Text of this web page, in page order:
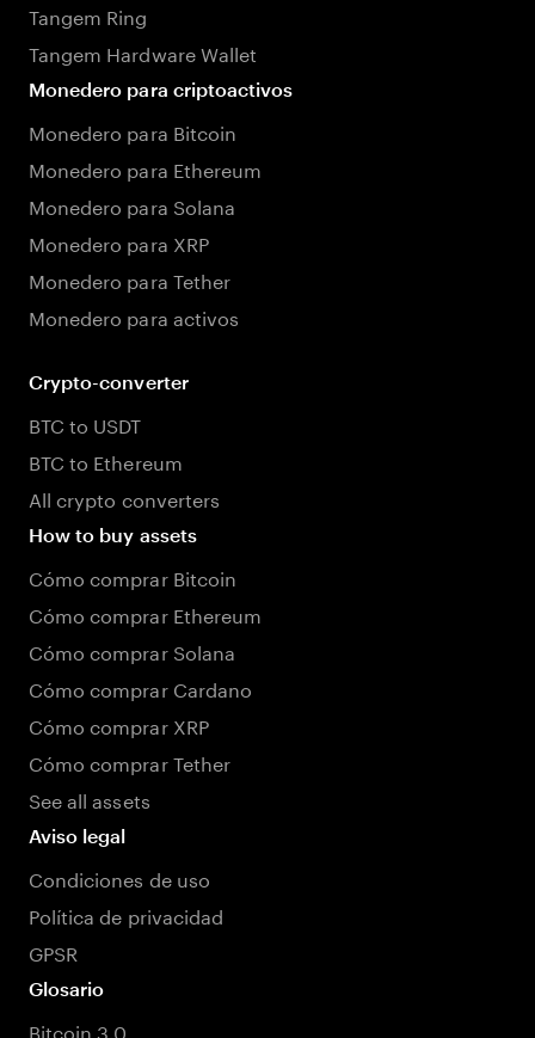
Tangem Ring
Tangem Hardware Wallet
Monedero para criptoactivos
Monedero para Bitcoin
Monedero para Ethereum
Monedero para Solana
Monedero para XRP
Monedero para Tether
Monedero para activos
Crypto-converter
BTC to USDT
BTC to Ethereum
All crypto converters
How to buy assets
Cómo comprar Bitcoin
Cómo comprar Ethereum
Cómo comprar Solana
Cómo comprar Cardano
Cómo comprar XRP
Cómo comprar Tether
See all assets
Aviso legal
Condiciones de uso
Política de privacidad
GPSR
Glosario
Bitcoin 3.0